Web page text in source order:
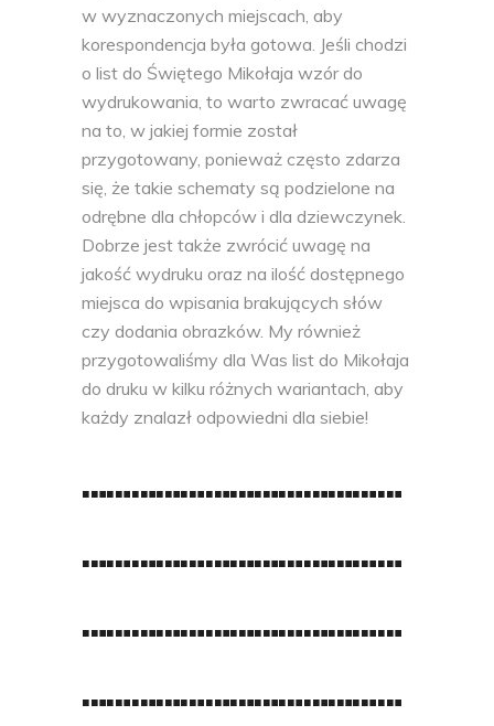
w wyznaczonych miejscach, aby
korespondencja była gotowa. Jeśli chodzi
o list do Świętego Mikołaja wzór do
wydrukowania, to warto zwracać uwagę
na to, w jakiej formie został
przygotowany, ponieważ często zdarza
się, że takie schematy są podzielone na
odrębne dla chłopców i dla dziewczynek.
Dobrze jest także zwrócić uwagę na
jakość wydruku oraz na ilość dostępnego
miejsca do wpisania brakujących słów
czy dodania obrazków. My również
przygotowaliśmy dla Was list do Mikołaja
do druku w kilku różnych wariantach, aby
każdy znalazł odpowiedni dla siebie!
…………………………………
…………………………………
…………………………………
…………………………………